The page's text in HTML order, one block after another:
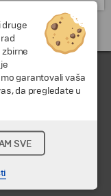
»
prava zadržava.
druge
garantovali vaša
da pregledate u
SVE